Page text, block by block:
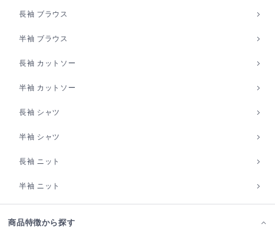
長袖 ブラウス
半袖 ブラウス
長袖 カットソー
半袖 カットソー
長袖 シャツ
半袖 シャツ
長袖 ニット
半袖 ニット
商品特徴から探す